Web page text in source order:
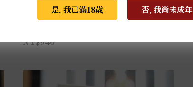
NT$940
是, 我已滿18歲 否, 我尚未成年